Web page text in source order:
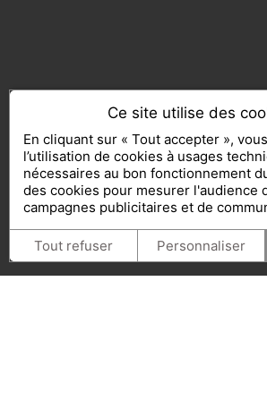
Ce site utilise des
En cliquant sur « Tout accepter »,
l’utilisation de cookies à usages
nécessaires au bon fonctionnement
des cookies pour mesurer l'audience
campagnes publicitaires et de
Tout refuser Personnaliser